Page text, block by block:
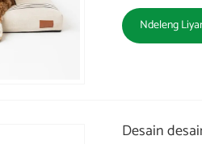
Ndeleng
Desain